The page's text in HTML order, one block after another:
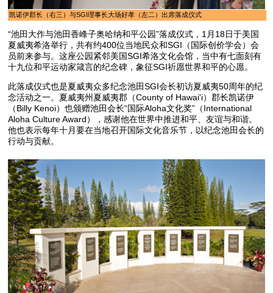
凯诺伊郡长（右三）与SGI理事长大场好孝（左二）出席落成仪式
“池田大作与池田香峰子奥哈纳和平公园”落成仪式，1月18日于美国
夏威夷希洛举行，共有约400位当地民众和SGI（国际创价学会）会
员前来参与。这座公园紧邻美国SGI希洛文化会馆，当中有七面刻有
十九位和平运动家箴言的纪念碑，象征SGI祈愿世界和平的心愿。
此落成仪式也是夏威夷众多纪念池田SGI会长初访夏威夷50周年的纪
念活动之一。夏威夷州夏威夷郡（County of Hawai'i）郡长凯诺伊
（Billy Kenoi）也颁赠池田会长“国际Aloha文化奖”（International
Aloha Culture Award），感谢他在世界中推进和平、友谊与和谐。
他也表示每年十月要在当地召开国际文化音乐节，以纪念池田会长的
行动与贡献。